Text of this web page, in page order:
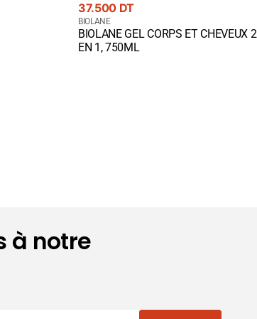
Prix
courant
37.500 DT
Fournisseur
:
BIOLANE
BIOLANE GEL CORPS ET CHEVEUX 2
EN 1, 750ML
Quick View
à notre